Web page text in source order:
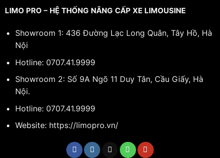
LIMO PRO – HỆ THỐNG NÂNG CẤP XE LIMOUSINE
Showroom 1: 436 Đường Lạc Long Quân, Tây Hồ, Hà
Nội
Hotline: 0707.41.9999
Showroom 2: Số 9A Ngõ 11 Duy Tân, Cầu Giấy, Hà
Nội.
Hotline: 0707.41.9999
Website: https://limopro.vn/